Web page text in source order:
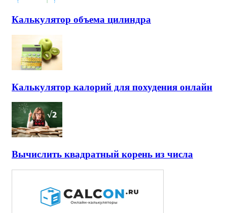
Калькулятор объема цилиндра
Калькулятор калорий для похудения онлайн
Вычислить квадратный корень из числа